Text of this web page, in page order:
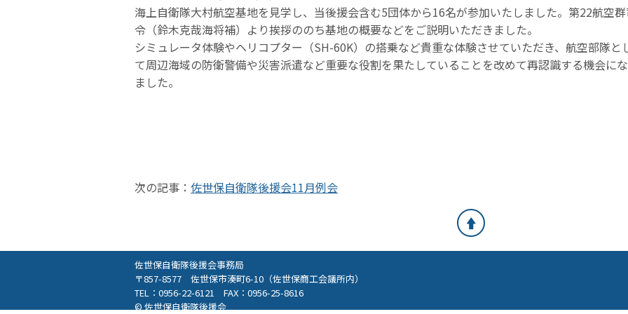
海上自衛隊大村航空基地を見学し、当後援会含む5団体から16名が参加いたしました。第22航空
令（鈴木克哉海将補）より挨拶ののち基地の概要などをご説明いただきました。
シミュレータ体験やヘリコプター（SH-60K）の搭乗など貴重な体験させていただき、航空部隊と
て周辺海域の防衛警備や災害派遣など重要な役割を果たしていることを改めて再認識する機会に
ました。
次の記事： 佐世保自衛隊後援会11月例会
佐世保自衛隊後援会事務局
〒857-8577 佐世保市湊町6-10（佐世保商工会議所内）
TEL：0956-22-6121 FAX：0956-25-8616
© 佐世保自衛隊後援会